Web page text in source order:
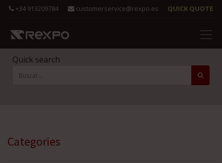
+34 913209784 customerservice@rexpo.es QUICK QUOTE
Quick search
Categories